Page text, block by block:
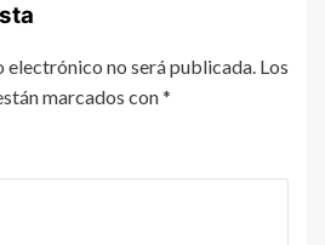
electrónico no será publicada. Los
marcados con*